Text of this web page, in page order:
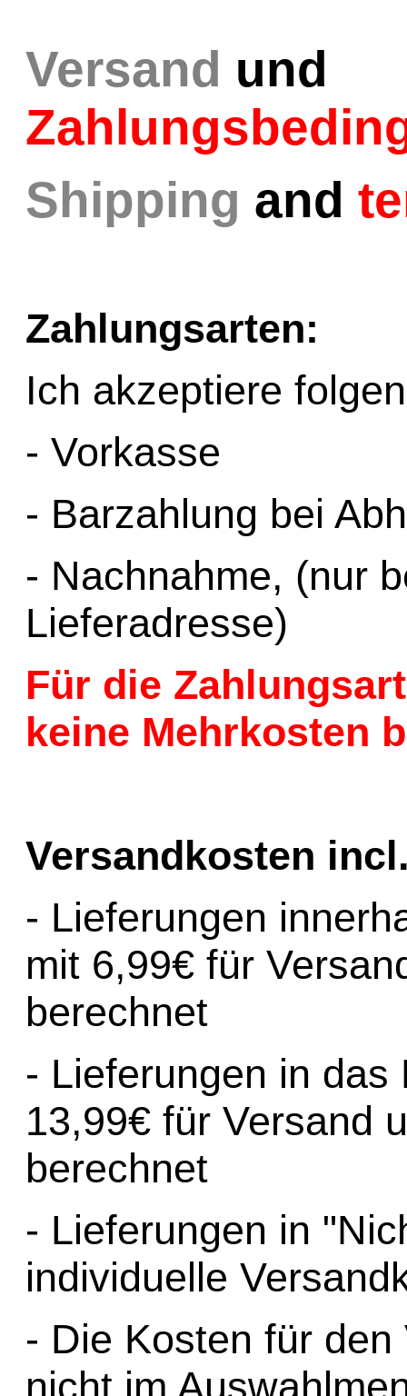
Versand und
Shipping and
Zahlungsarten:
Ich akzeptiere
- Vorkasse
- Barzahlung bei
- Nachnahme, (nur
Lieferadresse)
Für die
keine Mehrkosten
Versandkosten
- Lieferungen
mit 6,99€ für
berechnet
- Lieferungen in das
13,99€ für Versand
berechnet
- Lieferungen in
individuelle
- Die Kosten für
nicht im